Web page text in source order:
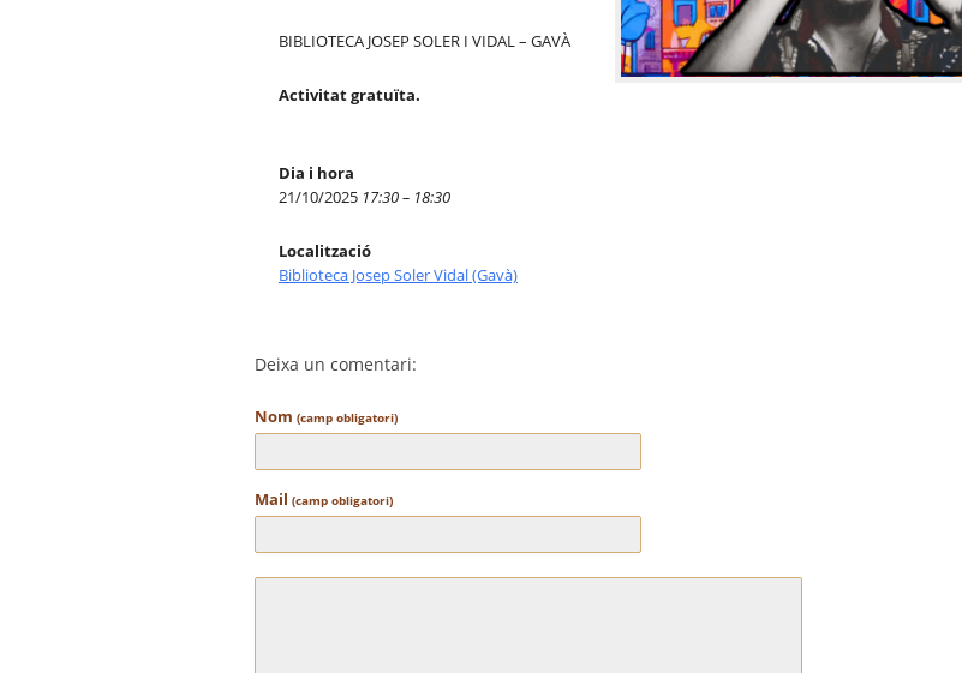
BIBLIOTECA JOSEP SOLER I VIDAL – GAVÀ
Activitat gratuïta.
Dia i hora
21/10/2025 17:30 – 18:30
Localització
Biblioteca Josep Soler Vidal (Gavà)
Deixa un comentari:
Nom (camp obligatori)
Mail (camp obligatori)